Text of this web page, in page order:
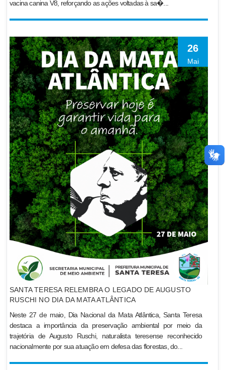
vacina canina V8, reforçando as ações voltadas à sa�...
26
Mai
SANTA TERESA RELEMBRA O LEGADO DE AUGUSTO
RUSCHI NO DIA DA MATA ATLÂNTICA
Neste 27 de maio, Dia Nacional da Mata Atlântica, Santa Teresa
destaca a importância da preservação ambiental por meio da
trajetória de Augusto Ruschi, naturalista teresense reconhecido
nacionalmente por sua atuação em defesa das florestas, do...